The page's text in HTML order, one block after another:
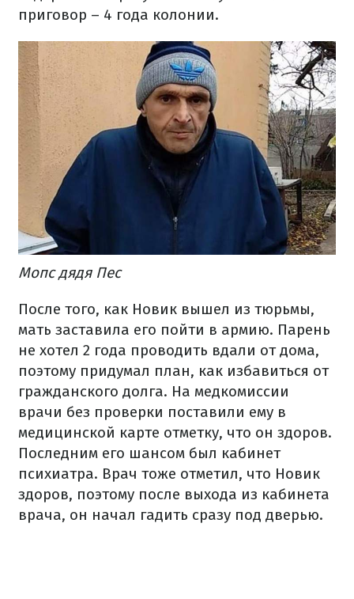
приговор – 4 года колонии.
Мопс дядя Пес
После того, как Новик вышел из тюрьмы,
мать заставила его пойти в армию. Парень
не хотел 2 года проводить вдали от дома,
поэтому придумал план, как избавиться от
гражданского долга. На медкомиссии
врачи без проверки поставили ему в
медицинской карте отметку, что он здоров.
Последним его шансом был кабинет
психиатра. Врач тоже отметил, что Новик
здоров, поэтому после выхода из кабинета
врача, он начал гадить сразу под дверью.